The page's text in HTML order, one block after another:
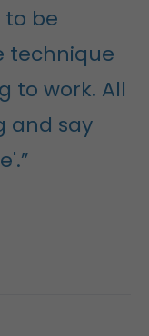
be
technique
to work. All
and say